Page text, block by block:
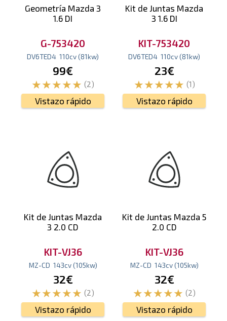
Geometría Mazda 3
1.6 DI
G-753420
DV6TED4 110cv(81kw)
99€
(2)
Vistazo rápido
Kit de Juntas Mazda
3 1.6 DI
KIT-753420
DV6TED4 110cv(81kw)
23€
(1)
Vistazo rápido
Kit de Juntas Mazda
3 2.0 CD
KIT-VJ36
MZ-CD 143cv (105kw)
32€
(2)
Vistazo rápido
Kit de Juntas Mazda 5
2.0 CD
KIT-VJ36
MZ-CD 143cv (105kw)
32€
(2)
Vistazo rápido